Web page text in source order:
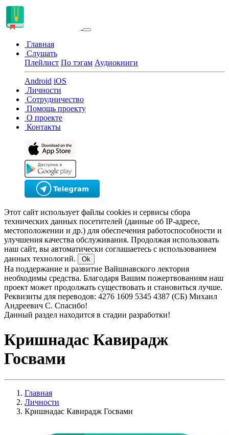
Главная
Слушать
Плейлист По тэгам Аудиокниги
Android iOS
Личности
Сотрудничество
Помощь проекту
О проекте
Контакты
Этот сайт использует файлы cookies и сервисы сбора
технических данных посетителей (данные об IP-адресе,
местоположении и др.) для обеспечения работоспособности и
улучшения качества обслуживания. Продолжая использовать
наш сайт, вы автоматически соглашаетесь с использованием
данных технологий.
Ok
На поддержание и развитие Вайшнавского лектория
необходимы средства. Благодаря Вашим пожертвованиям наш
проект может продолжать существовать и становиться лучше.
Реквизиты для переводов: 4276 1609 5345 4387 (СБ) Михаил
Андреевич С. Спасибо!
Данный раздел находится в стадии разработки!
Кришнадас Кавирадж
Госвами
Главная
Личности
Кришнадас Кавирадж Госвами